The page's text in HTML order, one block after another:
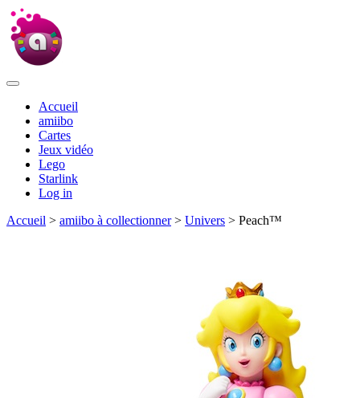
Accueil
amiibo
Cartes
Jeux vidéo
Lego
Starlink
Log in
Accueil > amiibo à collectionner> Univers > Peach™